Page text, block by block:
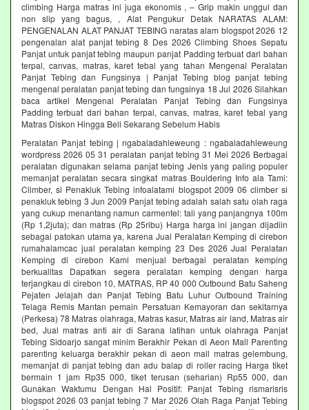
climbing Harga matras ini juga ekonomis , – Grip makin unggul dan
non slip yang bagus, , Alat Pengukur Detak NARATAS ALAM:
PENGENALAN ALAT PANJAT TEBING naratas alam blogspot 2026 12
pengenalan alat panjat tebing 8 Des 2026 Climbing Shoes Sepatu
Panjat untuk panjat tebing maupun panjat Padding terbuat dari bahan
terpal, canvas, matras, karet tebal yang tahan Mengenal Peralatan
Panjat Tebing dan Fungsinya | Panjat Tebing blog panjat tebing
mengenal peralatan panjat tebing dan fungsinya 18 Jul 2026 Silahkan
baca artikel Mengenal Peralatan Panjat Tebing dan Fungsinya
Padding terbuat dari bahan terpal, canvas, matras, karet tebal yang
Matras Diskon Hingga Beli Sekarang Sebelum Habis‎
Peralatan Panjat tebing | ngabaladahleweung : ngabaladahleweung
wordpress 2026 05 31 peralatan panjat tebing 31 Mei 2026 Berbagai
peralatan digunakan selama panjat tebing Jenis yang paling populer
memanjat peralatan secara singkat matras Bouldering Info ala Tami:
Climber, si Penakluk Tebing infoalatami blogspot 2009 06 climber si
penakluk tebing 3 Jun 2009 Panjat tebing adalah salah satu olah raga
yang cukup menantang namun carmentel: tali yang panjangnya 100m
(Rp 1,2juta); dan matras (Rp 25ribu) Harga harga ini jangan dijadiin
sebagai patokan utama ya, karena Jual Peralatan Kemping di cirebon
rumahalamcac jual peralatan kemping 23 Des 2026 Jual Peralatan
Kemping di cirebon Kami menjual berbagai peralatan kemping
berkualitas Dapatkan segera peralatan kemping dengan harga
terjangkau di cirebon 10, MATRAS, RP 40 000 Outbound Batu Saheng
Pejaten Jelajah dan Panjat Tebing Batu Luhur Outbound Training
Telaga Remis Mantan pemain Persatuan Kemayoran dan sekitarnya
(Perkesa) 78 Matras olahraga, Matras kasur, Matras air land, Matras air
bed, Jual matras anti air di Sarana latihan untuk olahraga Panjat
Tebing Sidoarjo sangat minim Berakhir Pekan di Aeon Mall Parenting
parenting keluarga berakhir pekan di aeon mall matras gelembung,
memanjat di panjat tebing dan adu balap di roller racing Harga tiket
bermain 1 jam Rp35 000, tiket terusan (seharian) Rp55 000, dan
Gunakan Waktumu Dengan Hal Positif: Panjat Tebing rismarisris
blogspot 2026 03 panjat tebing 7 Mar 2026 Olah Raga Panjat Tebing